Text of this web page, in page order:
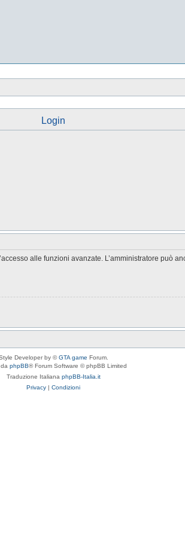
Login
alle funzioni avanzate. L’amministratore può
Developer by ©GTA game Forum.
phpBB® Forum Software © phpBB Limited
Traduzione Italiana phpBB-Italia.it
Privacy | Condizioni